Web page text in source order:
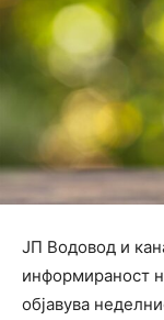
ЈП Водовод и
информираност
објавува